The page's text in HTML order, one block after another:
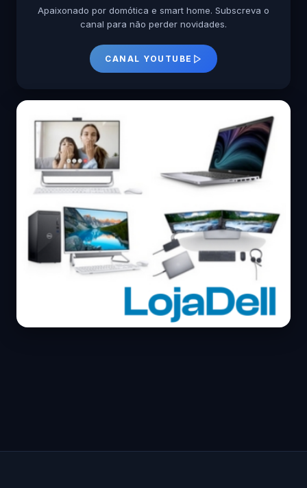
Apaixonado por domótica e smart home. Subscreva o
canal para não perder novidades.
CANAL YOUTUBE